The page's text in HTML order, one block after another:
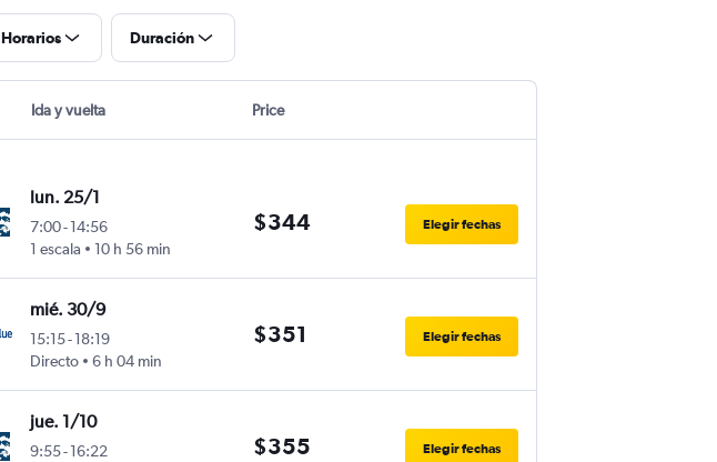
Horarios Duración
Ida y vuelta Price
lun. 25/1
7:00-14:56
1 escala
10 h 56 min
$344 Elegir fechas
mié. 30/9
15:15-18:19
Directo
6 h 04 min
$351 Elegir fechas
jue. 1/10
9:55-16:22
$355 Elegir fechas